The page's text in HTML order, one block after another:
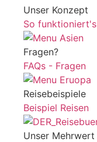
Unser Konzept
So funktioniert's
Fragen?
FAQs - Fragen
Reisebeispiele
Beispiel Reisen
Unser Mehrwert